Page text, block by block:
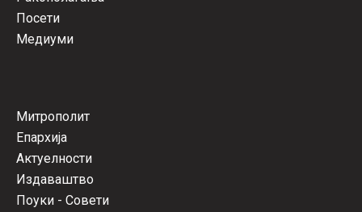
Посети
Медиуми
Митрополит
Епархија
Актуелности
Издаваштво
Поуки - Совети